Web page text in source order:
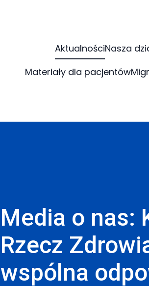
AktualnościNasza
Materiały dla pacjentów
Media o nas:
Rzecz
wspólna